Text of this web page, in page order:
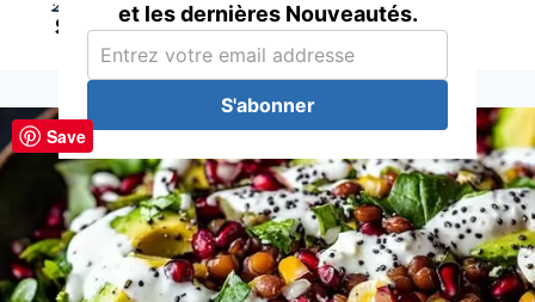
et les dernières Nouveautés.
S'abonner
Save